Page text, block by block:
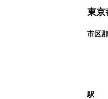
東京
市区郡
駅